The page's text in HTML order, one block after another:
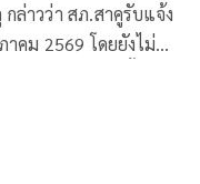
ล่าวว่า สภ.สาคูรับแจ้ง
คม 2569 โดยยังไม่